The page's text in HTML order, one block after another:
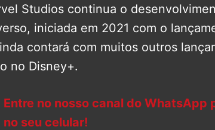
Studios continua o
iniciada em 2021 com o
contará com muitos outros
no Disney+.
Entre no nosso canal do
no seu celular!